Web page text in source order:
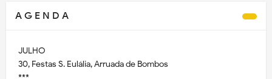
A G E N D A
JULHO
30, Festas S. Eulália, Arruada de Bombos